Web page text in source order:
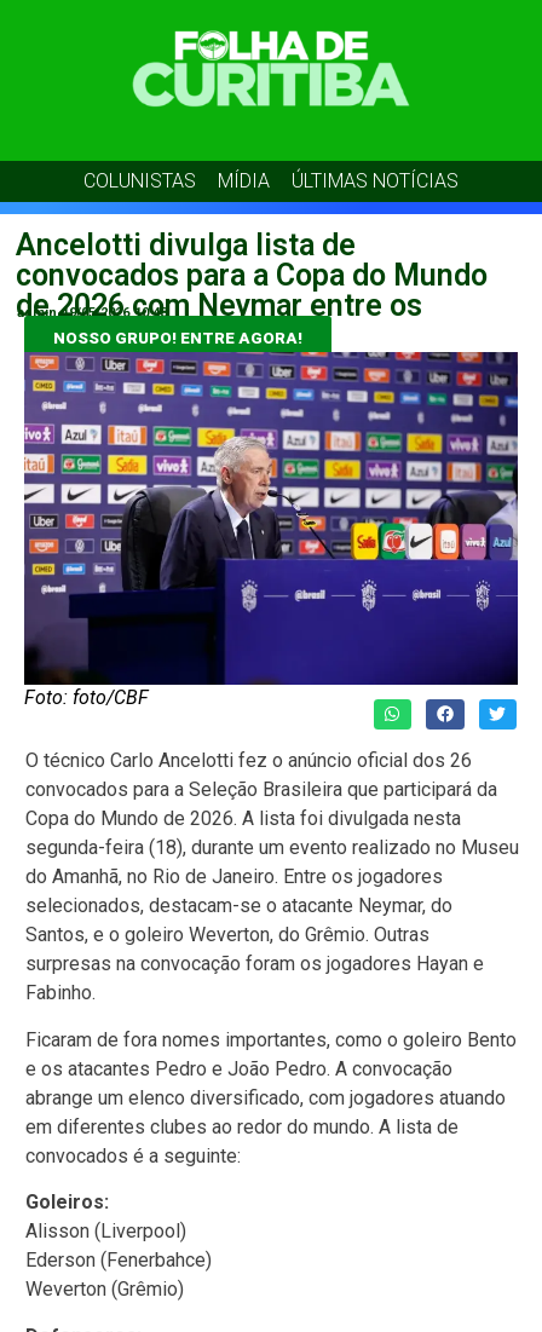
COLUNISTAS MÍDIA ÚLTIMAS NOTÍCIAS
Ancelotti divulga lista de
convocados para a Copa do Mundo
de 2026 com Neymar entre os
admin 19/05/2026 10:48
NOSSO GRUPO! ENTRE AGORA!
Foto: foto/CBF
O técnico Carlo Ancelotti fez o anúncio oficial dos 26
convocados para a Seleção Brasileira que participará da
Copa do Mundo de 2026. A lista foi divulgada nesta
segunda-feira (18), durante um evento realizado no Museu
do Amanhã, no Rio de Janeiro. Entre os jogadores
selecionados, destacam-se o atacante Neymar, do
Santos, e o goleiro Weverton, do Grêmio. Outras
surpresas na convocação foram os jogadores Hayan e
Fabinho.
Ficaram de fora nomes importantes, como o goleiro Bento
e os atacantes Pedro e João Pedro. A convocação
abrange um elenco diversificado, com jogadores atuando
em diferentes clubes ao redor do mundo. A lista de
convocados é a seguinte:
Goleiros:
Alisson (Liverpool)
Ederson (Fenerbahce)
Weverton (Grêmio)